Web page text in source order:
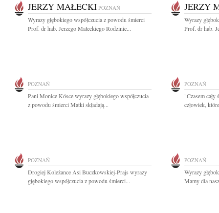
JERZY MAŁECKI POZNAŃ
Wyrazy głębokiego współczucia z powodu śmierci
Prof. dr hab. Jerzego Małeckiego Rodzinie...
JERZY
Wyrazy
Prof. dr hab.
POZNAŃ
Pani Monice Kósce wyrazy głębokiego współczucia
z powodu śmierci Matki składają...
POZNAŃ
"Czasem cały
człowiek,
POZNAŃ
Drogiej Koleżance Asi Buczkowskiej-Prajs wyrazy
głębokiego współczucia z powodu śmierci...
POZNAŃ
Wyrazy
Mamy dla